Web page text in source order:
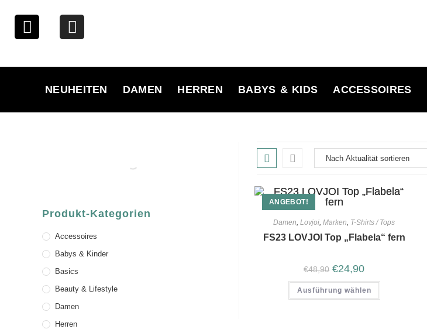
NEUHEITEN DAMEN HERREN BABYS & KIDS ACCESSOIRES
ANGEBOT!
Damen,Lovjoi,Marken, T-Shirts / Tops
FS23 LOVJOI Top „Flabela“ fern
€48,90 €24,90
Ausführung wählen
Produkt-Kategorien
Accessoires
Babys & Kinder
Basics
Beauty & Lifestyle
Damen
Herren